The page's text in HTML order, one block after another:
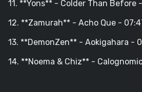
11. **Yons** - Colder Than Before
12. **Zamurah** - Acho Que -
13. **DemonZen** - Aokigahara -
14. **Noema & Chiz** -